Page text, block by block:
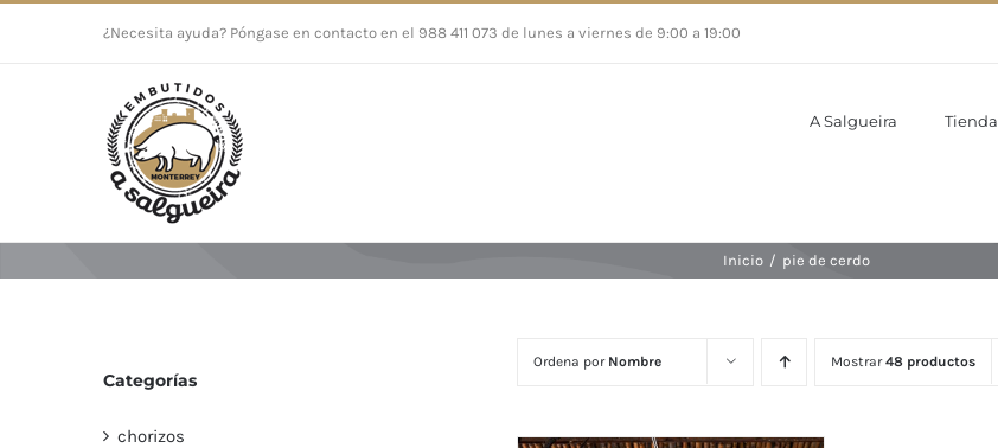
¿Necesita ayuda? Póngase en contacto en el 988 411 073 de lunes a viernes de 9:00 a 19:00
A Salgueira Tienda
Inicio / pie de cerdo
Ordena por Nombre Mostrar48 productos
Categorías
chorizos